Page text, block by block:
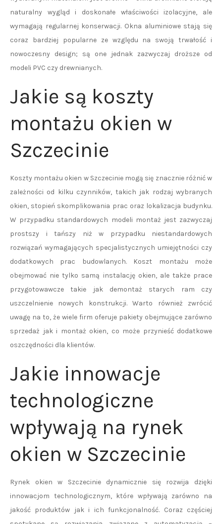
naturalny wygląd i doskonałe właściwości izolacyjne, ale
wymagają regularnej konserwacji. Okna aluminiowe stają się
coraz bardziej popularne ze względu na swoją trwałość i
nowoczesny design; są one jednak zazwyczaj droższe od
modeli PVC czy drewnianych.
Jakie są koszty
montażu okien w
Szczecinie
Koszty montażu okien w Szczecinie mogą się znacznie różnić w
zależności od kilku czynników, takich jak rodzaj wybranych
okien, stopień skomplikowania prac oraz lokalizacja budynku.
W przypadku standardowych modeli montaż jest zazwyczaj
prostszy i tańszy niż w przypadku niestandardowych
rozwiązań wymagających specjalistycznych umiejętności czy
dodatkowych prac budowlanych. Koszt montażu może
obejmować nie tylko samą instalację okien, ale także prace
przygotowawcze takie jak demontaż starych ram czy
uszczelnienie nowych konstrukcji. Warto również zwrócić
uwagę na to, że wiele firm oferuje pakiety obejmujące zarówno
sprzedaż jak i montaż okien, co może przynieść dodatkowe
oszczędności dla klientów.
Jakie innowacje
technologiczne
wpływają na rynek
okien w Szczecinie
Rynek okien w Szczecinie dynamicznie się rozwija dzięki
innowacjom technologicznym, które wpływają zarówno na
jakość produktów jak i ich funkcjonalność. Coraz częściej